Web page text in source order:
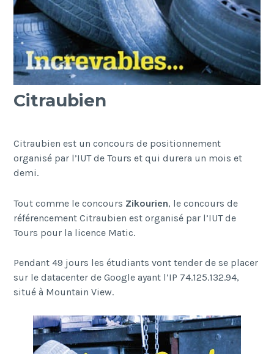
Citraubien
Citraubien est un concours de positionnement
organisé par l’IUT de Tours et qui durera un mois et
demi.
Tout comme le concours Zikourien, le concours de
référencement Citraubien est organisé par l’IUT de
Tours pour la licence Matic.
Pendant 49 jours les étudiants vont tender de se placer
sur le datacenter de Google ayant l’IP 74.125.132.94,
situé à Mountain View.